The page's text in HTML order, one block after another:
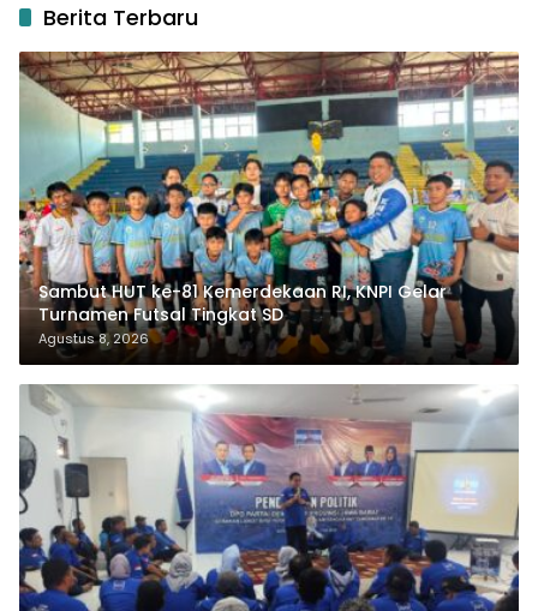
Berita Terbaru
Sambut HUT ke-81 Kemerdekaan RI, KNPI Gelar
Turnamen Futsal Tingkat SD
Agustus 8, 2026